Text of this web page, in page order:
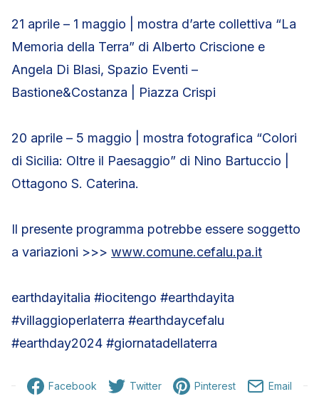
21 aprile – 1 maggio | mostra d’arte collettiva “La
Memoria della Terra” di Alberto Criscione e
Angela Di Blasi, Spazio Eventi –
Bastione&Costanza | Piazza Crispi
20 aprile – 5 maggio | mostra fotografica “Colori
di Sicilia: Oltre il Paesaggio” di Nino Bartuccio |
Ottagono S. Caterina.
Il presente programma potrebbe essere soggetto
a variazioni >>> www.comune.cefalu.pa.it
earthdayitalia #iocitengo #earthdayita
#villaggioperlaterra #earthdaycefalu
#earthday2024 #giornatadellaterra
Facebook Twitter Pinterest Email